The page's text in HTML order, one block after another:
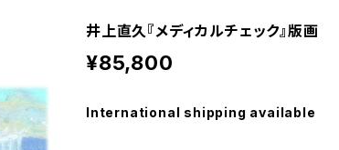
井上直久『メディカルチェック』版画
¥85,800
International shipping available